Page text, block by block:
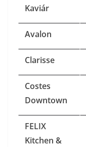
Kaviár
Avalon
Clarisse
Costes
Downtown
FELIX
Kitchen &